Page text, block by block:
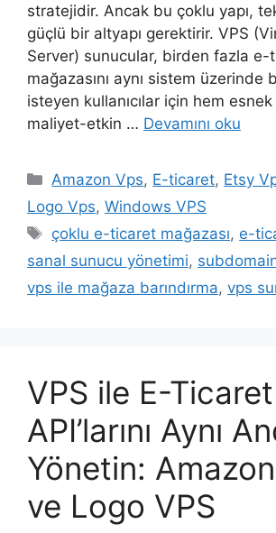
stratejidir. Ancak bu çoklu yapı,
güçlü bir altyapı gerektirir. VPS
Server) sunucular, birden fazla e-
mağazasını aynı sistem üzerinde
isteyen kullanıcılar için hem
maliyet-etkin … Devamını oku
Kategoriler
Amazon Vps, E-ticaret, Etsy
Logo Vps, Windows VPS
Etiketler
çoklu e-ticaret mağazası, e-
sanal sunucu yönetimi,
vps ile mağaza barındırma, vps
VPS ile E-Ticaret
API’larını Aynı
Yönetin:
ve Logo VPS